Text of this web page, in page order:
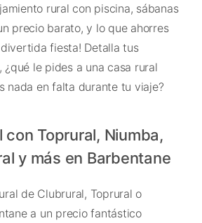
rural con piscina, sábanas
precio barato, y lo que ahorres
fiesta! Detalla tus
le pides a una casa rural
nada en falta durante tu viaje?
con Toprural, Niumba,
y más en Barbentane
de Clubrural, Toprural o
a un precio fantástico